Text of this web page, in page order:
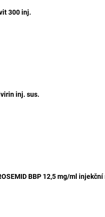
300 inj.
inj. sus.
BBP 12,5 mg/ml